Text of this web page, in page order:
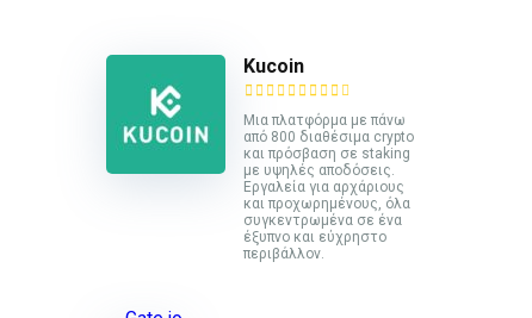
Kucoin
Mια πλατφόρμα με πάνω
από 800 διαθέσιμα crypto
και πρόσβαση σε staking
με υψηλές αποδόσεις.
Εργαλεία για αρχάριους
και προχωρημένους, όλα
συγκεντρωμένα σε ένα
έξυπνο και εύχρηστο
περιβάλλον.